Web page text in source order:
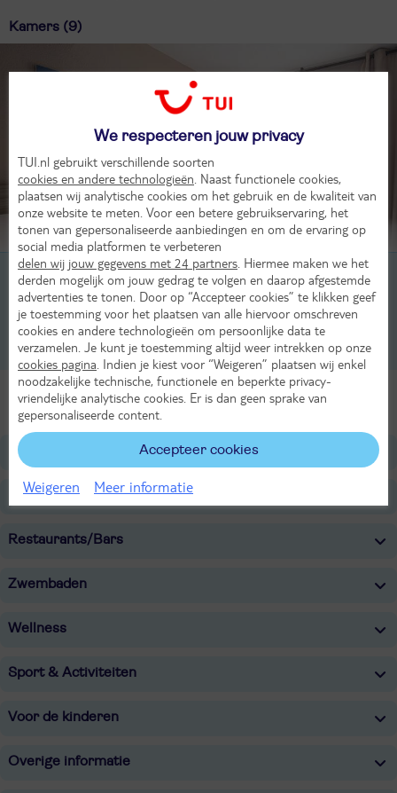
Kamers (9)
Beoordeling van 2 TUI-gasten
1-kamer appartement, 2-4 pers
2-kamer appartement, Cabine, 3-5 pers
2-kamer appartement, Cabine, 4-6 pers
Alle Kamers
Ligging
Faciliteiten
Restaurants/Bars
Zwembaden
Wellness
Sport & Activiteiten
Voor de kinderen
Overige informatie
We respecteren jouw privacy
TUI.nl gebruikt verschillende soorten
cookies en andere technologieën . Naast functionele cookies,
plaatsen wij analytische cookies om het gebruik en de kwaliteit van
onze website te meten. Voor een betere gebruikservaring, het
tonen van gepersonaliseerde aanbiedingen en om de ervaring op
social media platformen te verbeteren
delen wij jouw gegevens met 24 partners . Hiermee maken we het
derden mogelijk om jouw gedrag te volgen en daarop afgestemde
advertenties te tonen. Door op “Accepteer cookies” te klikken geef
je toestemming voor het plaatsen van alle hiervoor omschreven
cookies en andere technologieën om persoonlijke data te
verzamelen. Je kunt je toestemming altijd weer intrekken op onze
cookies pagina . Indien je kiest voor “Weigeren” plaatsen wij enkel
noodzakelijke technische, functionele en beperkte privacy-
vriendelijke analytische cookies. Er is dan geen sprake van
gepersonaliseerde content.
Accepteer cookies
Weigeren Meer informatie